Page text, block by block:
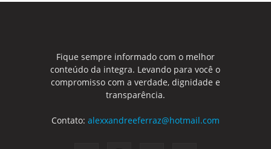
Fique sempre informado com o melhor
conteúdo da integra. Levando para você o
compromisso com a verdade, dignidade e
transparência.
Contato: alexxandreeferraz@hotmail.com